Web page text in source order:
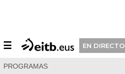
☰ EN DIRECTO
PROGRAMAS